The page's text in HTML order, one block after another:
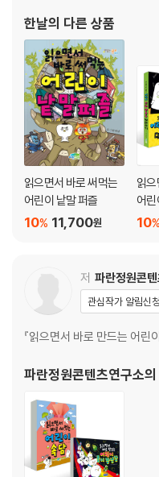
먹는 어린이 한국사 퀴즈』, 『
한날의 다른 상품
읽으면서 바로 써먹는
어린이 낱말 퍼즐
11,700원
10%
읽
어
10%
저 파란정원콘
관심작가 알림신청
『읽으면서 바로 만드는 어린
파란정원콘텐츠연구소